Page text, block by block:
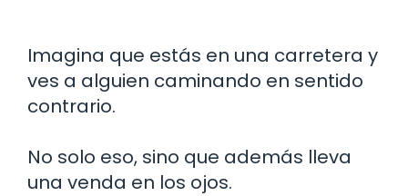
Imagina que estás en una carretera y
ves a alguien caminando en sentido
contrario.
No solo eso, sino que además lleva
una venda en los ojos.